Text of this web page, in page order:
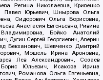
Регина Николаевна, Кривенко
Павел Юрьевич, Шнырова Ольга
Сидорович Ольга Борисовна,
Анастасия Евгеньевна, Ривина
Бойко Анатолий
Дугин Сергей Георгиевич, Аверин
Бекханович, Шевченко Дмитрий
Мошель Ирина Ароновна,
Лев Александрович, Созаев
Юльевич, Исакова Ирина
Романова Ольга Евгеньевна,